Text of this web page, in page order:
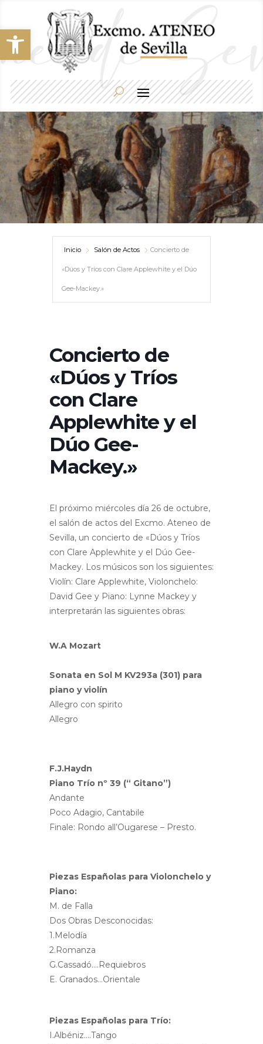
Abrir barra de herramientas
Inicio Salón de Actos Concierto de
«Dúos y Tríos con Clare Applewhite y el Dúo
Gee-Mackey.»
Concierto de
«Dúos y Tríos
con Clare
Applewhite y el
Dúo Gee-
Mackey.»
El próximo miércoles día 26 de octubre,
el salón de actos del Excmo. Ateneo de
Sevilla, un concierto de «Dúos y Tríos
con Clare Applewhite y el Dúo Gee-
Mackey. Los músicos son los siguientes:
Violín: Clare Applewhite, Violonchelo:
David Gee y Piano: Lynne Mackey y
interpretarán las siguientes obras:
W.A Mozart
Sonata en Sol M KV293a (301) para
piano y violín
Allegro con spirito
Allegro
F.J.Haydn
Piano Trío nº 39 (“ Gitano”)
Andante
Poco Adagio, Cantabile
Finale: Rondo all’Ougarese – Presto.
Piezas Españolas para Violonchelo y
Piano:
M. de Falla
Dos Obras Desconocidas:
1.Melodía
2.Romanza
G.Cassadó….Requiebros
E. Granados…Orientale
Piezas Españolas para Trío:
I.Albéniz….Tango